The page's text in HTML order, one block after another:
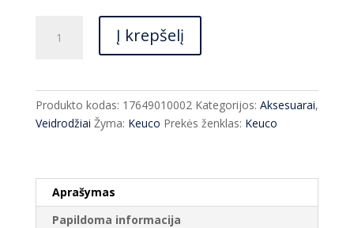
€379.00.€285.00.
kiekis:
17649010002
Į krepšelį
Produkto kodas: 17649010002 Kategorijos: Aksesuarai,
Veidrodžiai Žyma: Keuco Prekės ženklas: Keuco
Aprašymas
Papildoma informacija